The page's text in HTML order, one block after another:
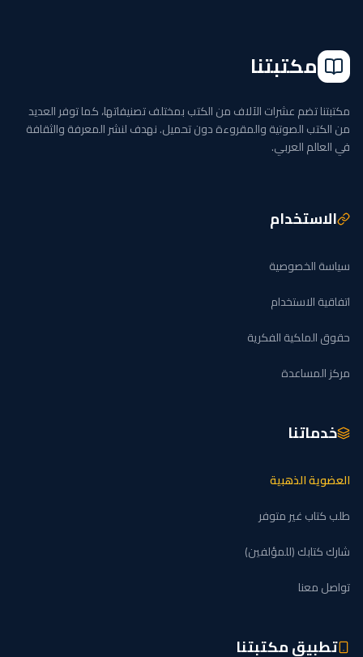
مكتبتنا
مكتبتنا تضم عشرات الآلاف من الكتب بمختلف تصنيفاتها، كما توفر العديد
من الكتب الصوتية والمقروءة دون تحميل. نهدف لنشر المعرفة والثقافة
في العالم العربي.
الاستخدام
سياسة الخصوصية
اتفاقية الاستخدام
حقوق الملكية الفكرية
مركز المساعدة
خدماتنا
العضوية الذهبية
طلب كتاب غير متوفر
شارك كتابك (للمؤلفين)
تواصل معنا
تطبيق مكتبتنا